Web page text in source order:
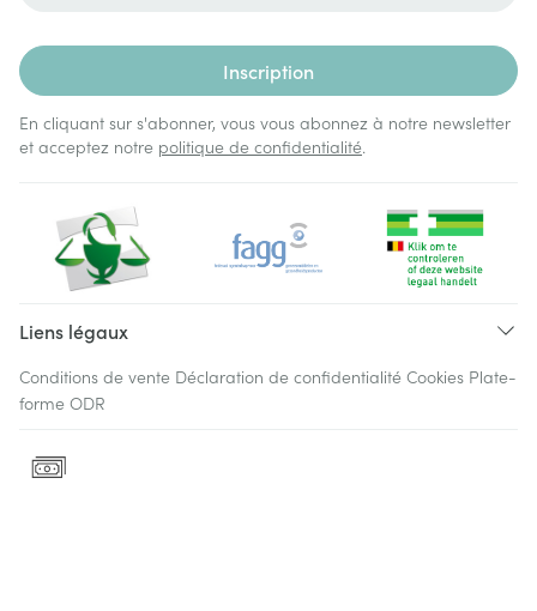
Inscription
En cliquant sur s'abonner, vous vous abonnez à notre newsletter
et acceptez notre politique de confidentialité.
Liens légaux
Conditions de vente Déclaration de confidentialité Cookies Plate-
forme ODR